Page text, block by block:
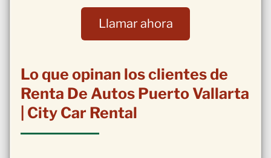
Llamar ahora
Lo que opinan los clientes de
Renta De Autos Puerto Vallarta
| City Car Rental